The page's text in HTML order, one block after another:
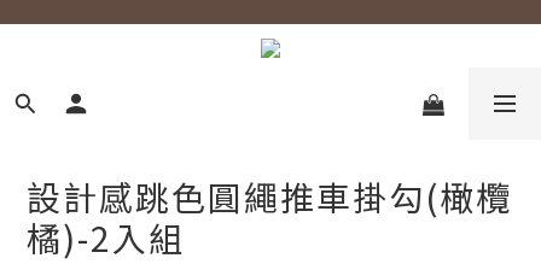
設計感跳色圓繩推車掛勾(橄欖
橘)-2入組